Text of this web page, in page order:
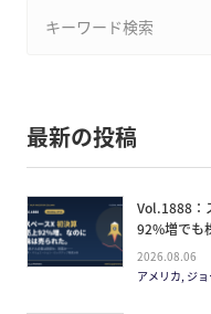
最新の投稿
Vol.1888：
92%増でも
の買い方。
2026.08.06
アメリカ, ジ